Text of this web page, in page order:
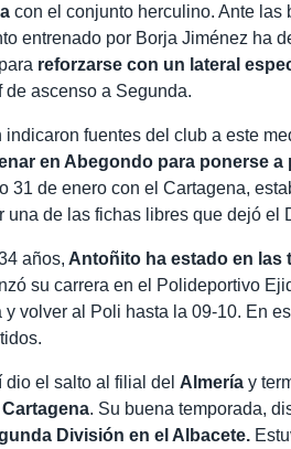
con el conjunto herculino. Ante las
entrenado por Borja Jiménez ha
reforzarse con un lateral
de ascenso a Segunda.
indicaron fuentes del club a este
en Abegondo para ponerse a
31 de enero con el Cartagena,
una de las fichas libres que dejó el
años, Antoñito ha estado en las
su carrera en el Polideportivo
y volver al Poli hasta la 09-10. En
dio el salto al filial del Almería y
. Su buena temporada,
División en el Albacete.